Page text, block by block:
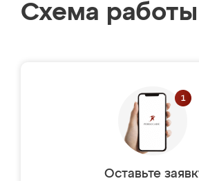
Схема работы
Оставьте